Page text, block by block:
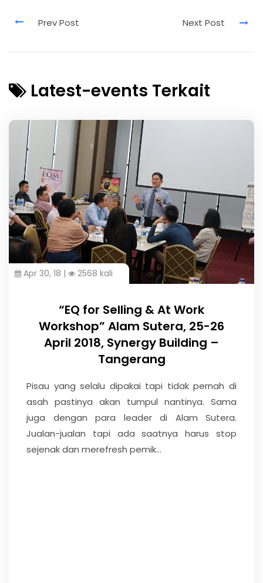
Latest-events Terkait
Apr 30, 18 | 2568 kali
“EQ for Selling & At Work
Workshop” Alam Sutera, 25-26
April 2018, Synergy Building –
Tangerang
Pisau yang selalu dipakai tapi tidak pernah di
asah pastinya akan tumpul nantinya. Sama
juga dengan para leader di Alam Sutera.
Jualan-jualan tapi ada saatnya harus stop
sejenak dan merefresh pemik...